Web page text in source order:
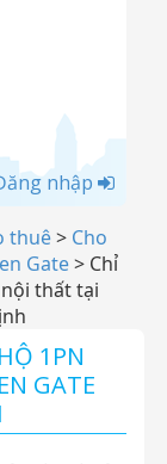
nhập
thuê> Cho
Gate> Chỉ
thất tại
1PN
GATE